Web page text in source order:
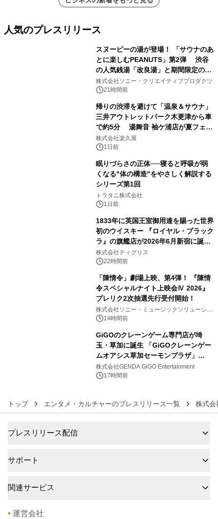
人気のプレスリリース
スヌーピーの湯が登場！ 「サウナのあ
とに楽しむPEANUTS」第2弾 渋谷
の人気銭湯「改良湯」と期間限定のコ
ラボレーション サウナイキタイコラ
ボグッズも発売決定！
株式会社ソニー・クリエイティブプロダクツ
21時間前
帰りの渋滞を避けて「温泉＆サウナ」
三井アウトレットパーク木更津から車
で約5分 湯舞音 袖ケ浦店が夏フェア
メニューを提供
株式会社楽久屋
1日前
眠りづらさの正体──寝ると呼吸が弱
くなる"体の構造"をやさしく解説する
シリーズ第1回
トラタニ株式会社
1日前
1833年に英国王室御用達を賜った世界
初のウイスキー 『ロイヤル・ブラック
ラ』の旗艦店が2026年6月新宿に誕
生 バカルディ ジャパンと連携した
没入型バー「BAR Arca」
株式会社ティグリス
22時間前
「陳情令」劇場上映、第4弾！ 『陳情
令スペシャルナイト上映会Ⅳ 2026』
プレリク2次抽選先行受付開始！
株式会社ソニー・ミュージックソリューショ
ンズ14時間前
GiGOのクレーンゲーム専門店が埼
玉・草加に誕生 「GiGOクレーンゲー
ムオアシス草加セーモンプラザ」
2026年8月7日(金)10時グランドオープ
ン
株式会社GENDA GiGO Entertainment
17時間前
トップ エンタメ・カルチャーのプレスリリース一覧 株式会
プレスリリース配信
サポート
関連サービス
• 運営会社